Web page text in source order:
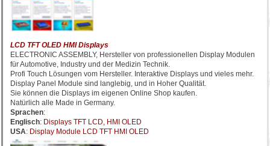
LCD TFT OLED HMI Displays
ELECTRONIC ASSEMBLY, Hersteller von professionellen Display Modulen
für Automotive, Industry und der Medizin Technik.
Profi Touch Lösungen vom Hersteller. Interaktive Displays und vieles mehr.
Display Panel Module sind langlebig, und in Hoher Qualität.
Sie können die Displays im eigenen Online Shop kaufen.
Natürlich alle Made in Germany.
Sprachen:
Englisch: Displays TFT LCD, HMI OLED
USA: Display Module LCD TFT HMI OLED